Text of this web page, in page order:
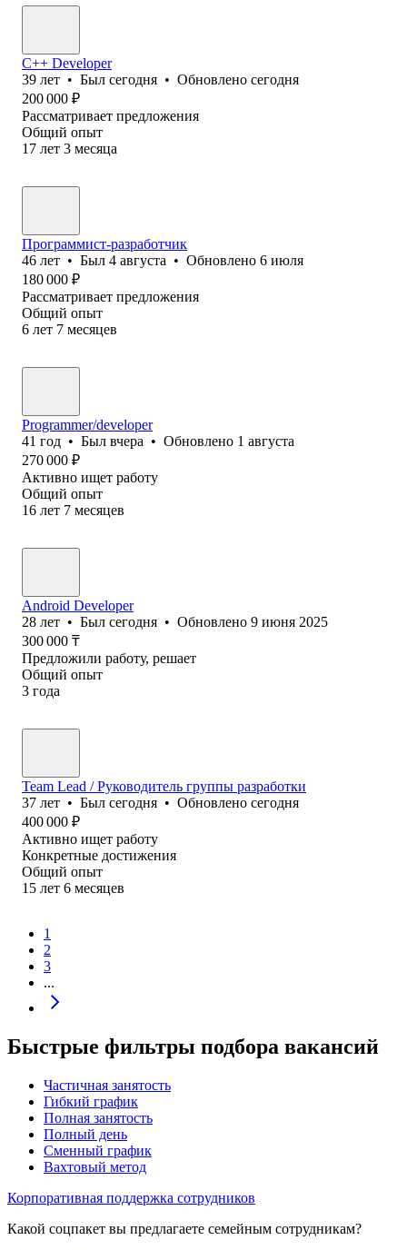
C++ Developer
39 лет • Был сегодня • Обновлено сегодня
200 000 ₽
Рассматривает предложения
Общий опыт
17 лет 3 месяца
Программист-разработчик
46 лет • Был 4 августа • Обновлено 6 июля
180 000 ₽
Рассматривает предложения
Общий опыт
6 лет 7 месяцев
Programmer/developer
41 год • Был вчера • Обновлено 1 августа
270 000 ₽
Активно ищет работу
Общий опыт
16 лет 7 месяцев
Android Developer
28 лет • Был сегодня • Обновлено 9 июня 2025
300 000 ₸
Предложили работу, решает
Общий опыт
3 года
Team Lead / Руководитель группы разработки
37 лет • Был сегодня • Обновлено сегодня
400 000 ₽
Активно ищет работу
Конкретные достижения
Общий опыт
15 лет 6 месяцев
1
2
3
...
Быстрые фильтры подбора вакансий
Частичная занятость
Гибкий график
Полная занятость
Полный день
Сменный график
Вахтовый метод
Корпоративная поддержка сотрудников
Какой соцпакет вы предлагаете семейным сотрудникам?